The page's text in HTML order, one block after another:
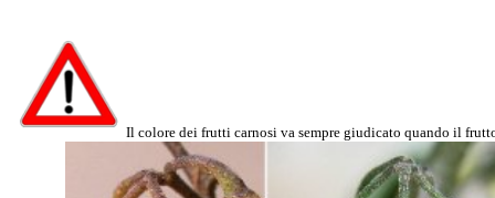
Il colore dei frutti carnosi va sempre giudicato quando il